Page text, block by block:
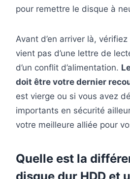
pour remettre le disque à
Avant d’en arriver là,
vient pas d’une lettre de
d’un conflit d’alimentation.
doit être votre dernier
est vierge ou si vous avez
importants en sécurité
votre meilleure alliée pour
Quelle est la